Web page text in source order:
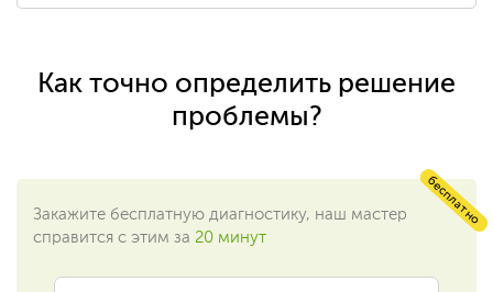
Как точно определить решение
проблемы?
бесплатно
Закажите бесплатную диагностику, наш мастер
справится с этим за 20 минут